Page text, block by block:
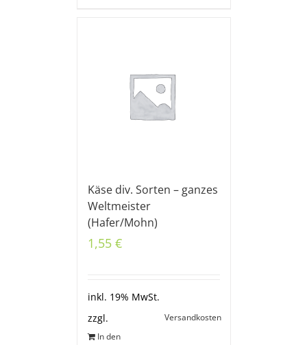
Käse div. Sorten – ganzes
Weltmeister
(Hafer/Mohn)
1,55 €
inkl. 19% MwSt.
zzgl.
Versandkosten
In den